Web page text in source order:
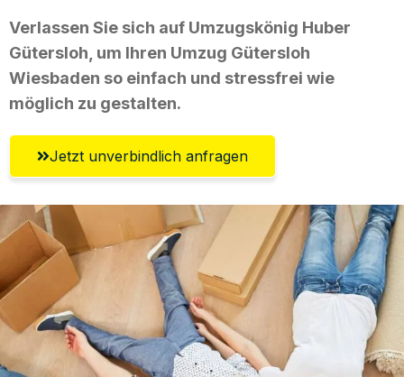
Verlassen Sie sich auf Umzugskönig Huber
Gütersloh, um Ihren Umzug Gütersloh
Wiesbaden so einfach und stressfrei wie
möglich zu gestalten.
Jetzt unverbindlich anfragen